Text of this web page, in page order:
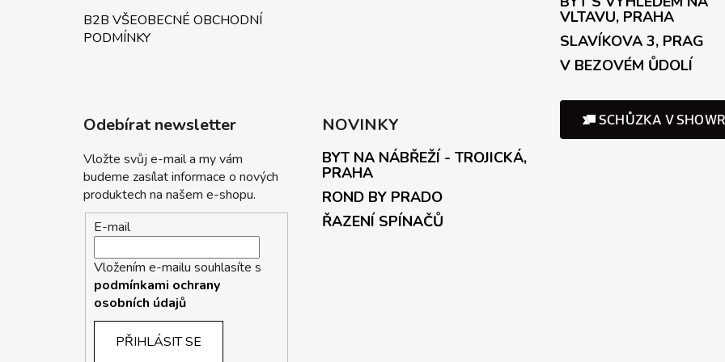
B2B VŠEOBECNÉ OBCHODNÍ
PODMÍNKY
VLTAVU, PRAHA
SLAVÍKOVA 3, PRAG
V BEZOVÉM ŮDOLÍ
Odebírat newsletter
Vložte svůj e-mail a my vám
budeme zasílat informace o nových
produktech na našem e-shopu.
E-mail
Vložením e-mailu souhlasíte s
podmínkami ochrany
osobních údajů
PŘIHLÁSIT SE
NOVINKY
BYT NA NÁBŘEŽÍ - TROJICKÁ,
PRAHA
ROND BY PRADO
ŘAZENÍ SPÍNAČŮ